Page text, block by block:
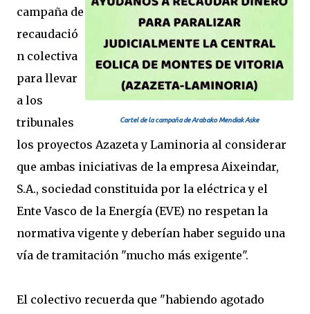
Cartel de la campaña de Arabako Mendiak Aske
campaña de
recaudació
n colectiva
para llevar
a los
tribunales
los proyectos Azazeta y Laminoria al considerar
que ambas iniciativas de la empresa Aixeindar,
S.A., sociedad constituida por la eléctrica y el
Ente Vasco de la Energía (EVE) no respetan la
normativa vigente y deberían haber seguido una
vía de tramitación "mucho más exigente".
El colectivo recuerda que "habiendo agotado